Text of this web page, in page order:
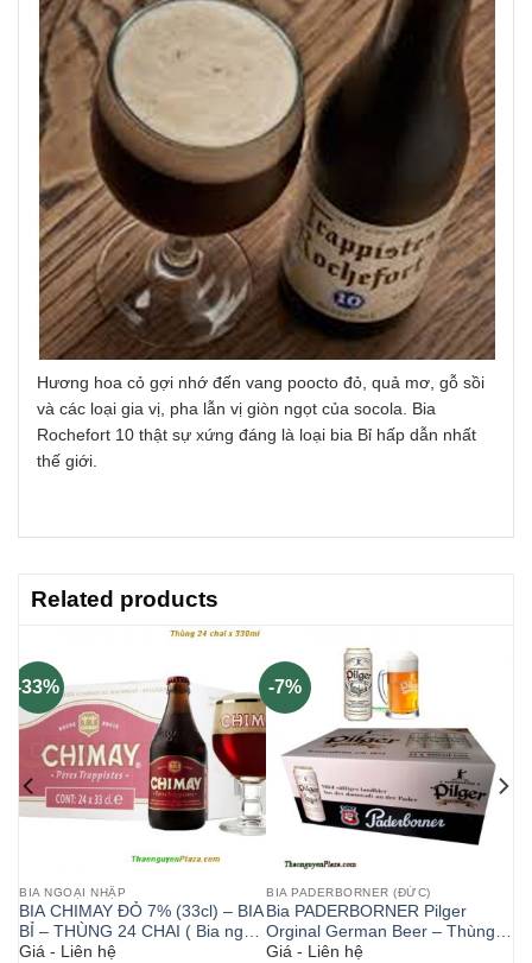
Hương hoa cỏ gợi nhớ đến vang poocto đỏ, quả mơ, gỗ sồi
và các loại gia vị, pha lẫn vị giòn ngọt của socola. Bia
Rochefort 10 thật sự xứng đáng là loại bia Bỉ hấp dẫn nhất
thế giới.
Related products
-33%
BIA NGOẠI NHẬP
BIA CHIMAY ĐỎ 7% (33cl) – BIA
BỈ – THÙNG 24 CHAI ( Bia ngoại
)
Giá - Liên hệ
-7%
BIA PADERBORNER (ĐỨC)
Bia PADERBORNER Pilger
Orginal German Beer – Thùng
24 lon 500ml- Hộp Tết
Giá - Liên hệ